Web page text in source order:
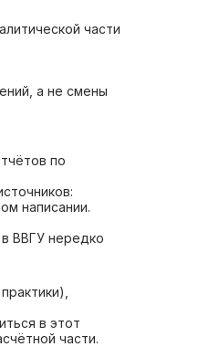
части
а не смены
по
написании.
ВВГУ нередко
в этот
части.